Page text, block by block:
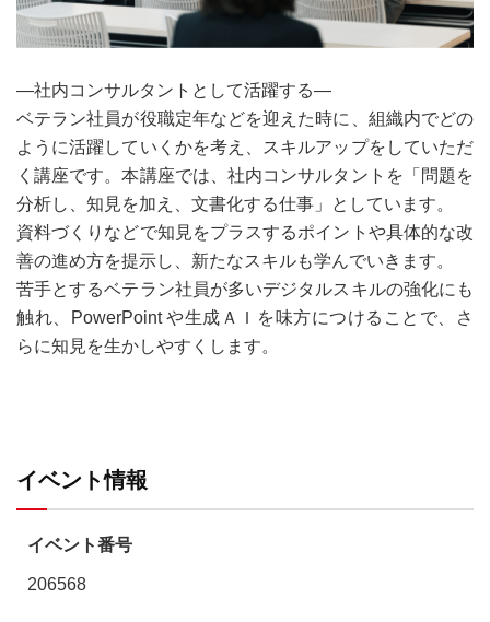
―社内コンサルタントとして活躍する―
ベテラン社員が役職定年などを迎えた時に、組織内でどの
ように活躍していくかを考え、スキルアップをしていただ
く講座です。本講座では、社内コンサルタントを「問題を
分析し、知見を加え、文書化する仕事」としています。
資料づくりなどで知見をプラスするポイントや具体的な改
善の進め方を提示し、新たなスキルも学んでいきます。
苦手とするベテラン社員が多いデジタルスキルの強化にも
触れ、PowerPoint や生成ＡＩを味方につけることで、さ
らに知見を生かしやすくします。
イベント情報
イベント番号
206568